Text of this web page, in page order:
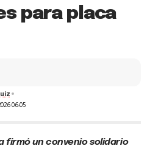
para placa
06:05
firmó un convenio solidario